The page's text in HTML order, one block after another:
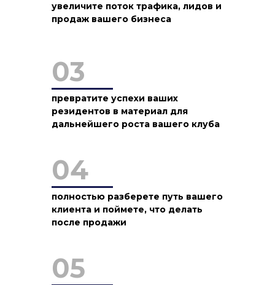
увеличите поток трафика, лидов и
продаж вашего бизнеса
превратите успехи ваших
резидентов в материал для
дальнейшего роста вашего клуба
03
полностью разберете путь вашего
клиента и поймете, что делать
после продажи
04
05